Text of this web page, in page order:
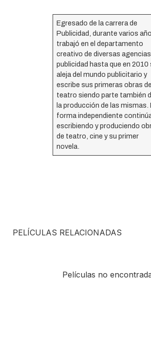
Egresado de la carrera de
Publicidad, durante varios
trabajó en el departamento
creativo de diversas
publicidad hasta que en 2010
aleja del mundo publicitario y
escribe sus primeras obras de
teatro siendo parte también
la producción de las mismas.
forma independiente
escribiendo y produciendo
de teatro, cine y su primer
novela.
PELÍCULAS RELACIONADAS
Películas no